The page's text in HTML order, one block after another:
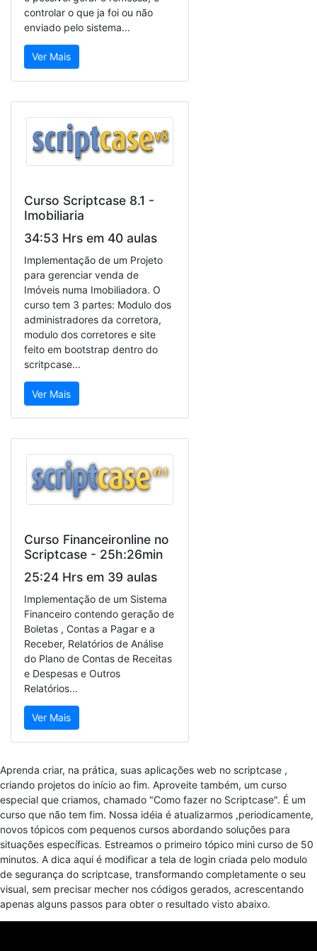
controlar o que ja foi ou não
enviado pelo sistema...
Ver Mais
Curso Scriptcase 8.1 -
Imobiliaria
34:53 Hrs em 40 aulas
Implementação de um Projeto
para gerenciar venda de
Imóveis numa Imobiliadora. O
curso tem 3 partes: Modulo dos
administradores da corretora,
modulo dos corretores e site
feito em bootstrap dentro do
scritpcase...
Ver Mais
Curso Financeironline no
Scriptcase - 25h:26min
25:24 Hrs em 39 aulas
Implementação de um Sistema
Financeiro contendo geração de
Boletas , Contas a Pagar e a
Receber, Relatórios de Análise
do Plano de Contas de Receitas
e Despesas e Outros
Relatórios...
Ver Mais
Aprenda criar, na prática, suas aplicações web no scriptcase ,
criando projetos do início ao fim. Aproveite também, um curso
especial que criamos, chamado "Como fazer no Scriptcase". É um
curso que não tem fim. Nossa idéia é atualizarmos ,periodicamente,
novos tópicos com pequenos cursos abordando soluções para
situações específicas. Estreamos o primeiro tópico mini curso de 50
minutos. A dica aqui é modificar a tela de login criada pelo modulo
de segurança do scriptcase, transformando completamente o seu
visual, sem precisar mecher nos códigos gerados, acrescentando
apenas alguns passos para obter o resultado visto abaixo.